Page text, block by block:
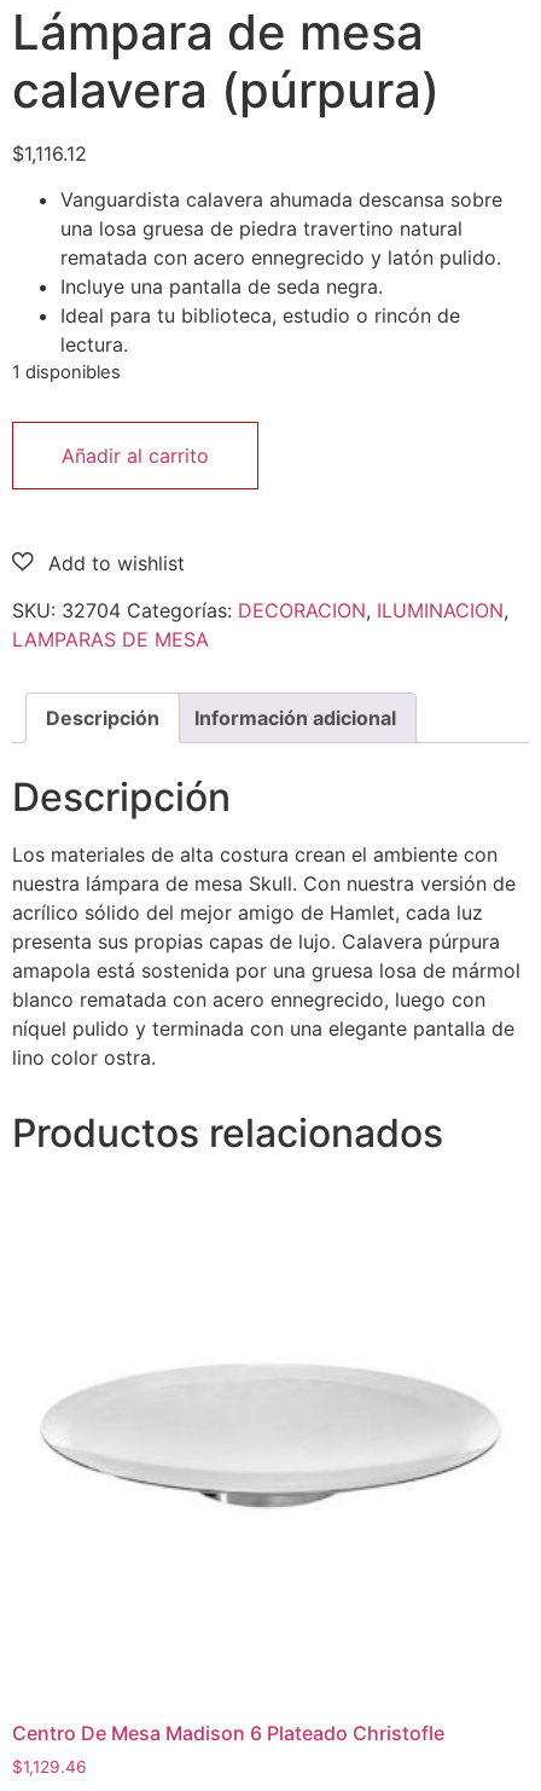
Lámpara de mesa
calavera (púrpura)
$1,116.12
Vanguardista calavera ahumada descansa sobre
una losa gruesa de piedra travertino natural
rematada con acero ennegrecido y latón pulido.
Incluye una pantalla de seda negra.
Ideal para tu biblioteca, estudio o rincón de
lectura.
1 disponibles
Añadir al carrito
SKU: 32704 Categorías: DECORACION, ILUMINACION,
LAMPARAS DE MESA
Descripción Información adicional
Descripción
Los materiales de alta costura crean el ambiente con
nuestra lámpara de mesa Skull. Con nuestra versión de
acrílico sólido del mejor amigo de Hamlet, cada luz
presenta sus propias capas de lujo. Calavera púrpura
amapola está sostenida por una gruesa losa de mármol
blanco rematada con acero ennegrecido, luego con
níquel pulido y terminada con una elegante pantalla de
lino color ostra.
Productos relacionados
Centro De Mesa Madison 6 Plateado Christofle
$1,129.46